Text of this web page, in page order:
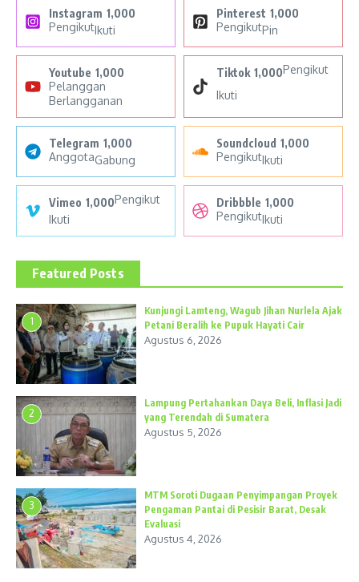
Instagram 1,000
PengikutIkuti
Pinterest 1,000
PengikutPin
Youtube 1,000
Pelanggan
Berlangganan
Tiktok 1,000Pengikut
Ikuti
Telegram 1,000
AnggotaGabung
Soundcloud 1,000
PengikutIkuti
Vimeo 1,000Pengikut
Ikuti
Dribbble 1,000
PengikutIkuti
Featured Posts
1
Kunjungi Lamteng, Wagub Jihan Nurlela Ajak
Petani Beralih ke Pupuk Hayati Cair
Agustus 6, 2026
2
Lampung Pertahankan Daya Beli, Inflasi Jadi
yang Terendah di Sumatera
Agustus 5, 2026
3
MTM Soroti Dugaan Penyimpangan Proyek
Pengaman Pantai di Pesisir Barat, Desak
Evaluasi
Agustus 4, 2026